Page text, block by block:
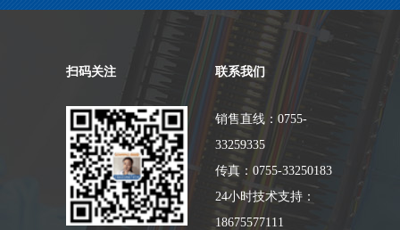
扫码关注 联系我们
销售直线：0755-
33259335
传真：0755-33250183
24小时技术支持：
18675577111